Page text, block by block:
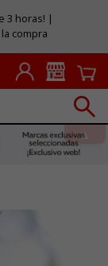
3 horas! |
compra